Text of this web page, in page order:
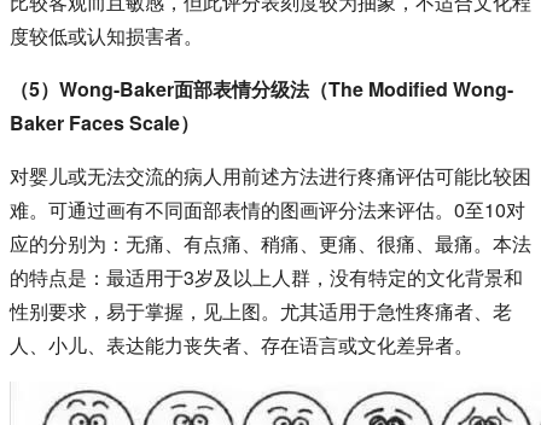
度较低或认知损害者。
（5）Wong-Baker面部表情分级法（The Modified Wong-
Baker Faces Scale）
对婴儿或无法交流的病人用前述方法进行疼痛评估可能比较困
难。可通过画有不同面部表情的图画评分法来评估。0至10对
应的分别为：无痛、有点痛、稍痛、更痛、很痛、最痛。本法
的特点是：最适用于3岁及以上人群，没有特定的文化背景和
性别要求，易于掌握，见上图。尤其适用于急性疼痛者、老
人、小儿、表达能力丧失者、存在语言或文化差异者。